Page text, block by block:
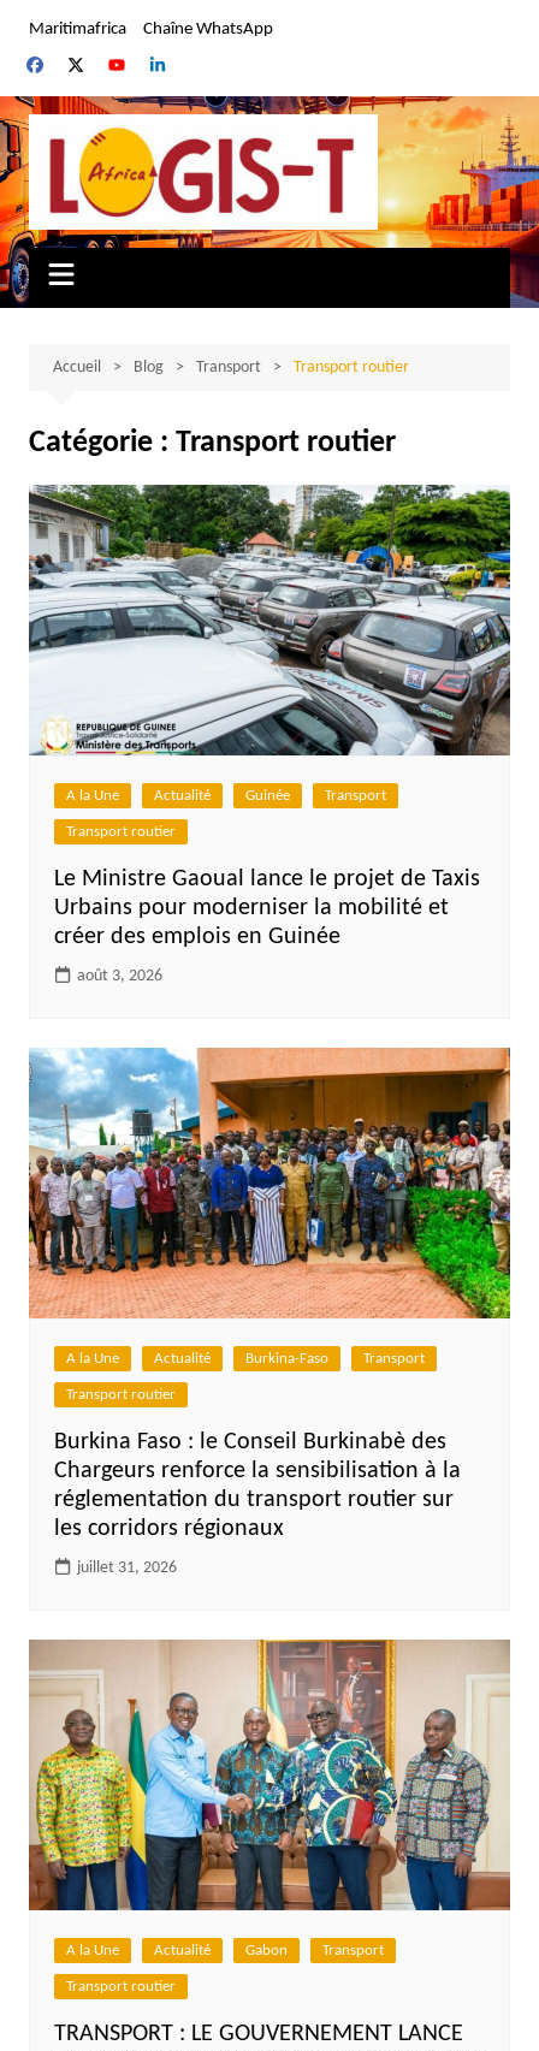
contenu
Maritimafrica Chaîne WhatsApp
Accueil Blog Transport Transport routier
Catégorie : Transport routier
A la Une Actualité Guinée Transport
Transport routier
Le Ministre Gaoual lance le projet de Taxis
Urbains pour moderniser la mobilité et
créer des emplois en Guinée
août 3, 2026
A la Une Actualité Burkina-Faso Transport
Transport routier
Burkina Faso : le Conseil Burkinabè des
Chargeurs renforce la sensibilisation à la
réglementation du transport routier sur
les corridors régionaux
juillet 31, 2026
A la Une Actualité Gabon Transport
Transport routier
TRANSPORT : LE GOUVERNEMENT LANCE